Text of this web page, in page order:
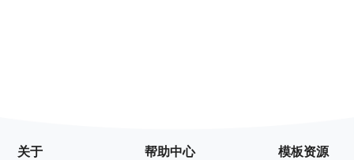
关于 帮助中心 模板资源